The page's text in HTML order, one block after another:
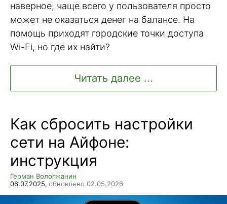
наверное, чаще всего у пользователя просто
может не оказаться денег на балансе. На
помощь приходят городские точки доступа
Wi-Fi, но где их найти?
Читать далее ...
Как сбросить настройки
сети на Айфоне:
инструкция
Герман Вологжанин
06.07.2025, обновлено 02.05.2026